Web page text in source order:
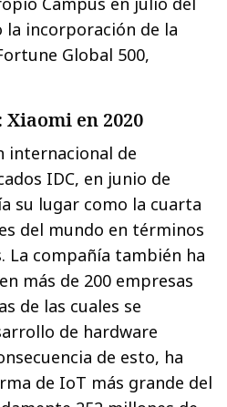
la incorporación de la
Global 500,
Xiaomi en 2020
internacional de
IDC, en junio de
su lugar como la cuarta
del mundo en términos
La compañía también ha
más de 200 empresas
de las cuales se
de hardware
de esto, ha
de IoT más grande del